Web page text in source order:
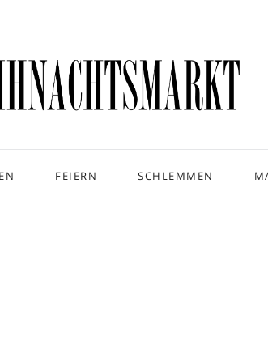
FEIERN SCHLEMMEN